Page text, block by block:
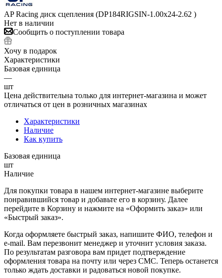
AP Racing диск сцепления (DP184RIGSIN-1.00x24-2.62 )
Нет в наличии
Сообщить о поступлении товара
Хочу в подарок
Характеристики
Базовая единица
—
шт
Цена действительна только для интернет-магазина и может
отличаться от цен в розничных магазинах
Характеристики
Наличие
Как купить
Базовая единица
шт
Наличие
Для покупки товара в нашем интернет-магазине выберите
понравившийся товар и добавьте его в корзину. Далее
перейдите в Корзину и нажмите на «Оформить заказ» или
«Быстрый заказ».
Когда оформляете быстрый заказ, напишите ФИО, телефон и
e-mail. Вам перезвонит менеджер и уточнит условия заказа.
По результатам разговора вам придет подтверждение
оформления товара на почту или через СМС. Теперь останется
только ждать доставки и радоваться новой покупке.